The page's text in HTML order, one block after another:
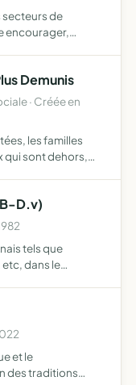
secteurs de
encourager,
Demunis
· Créée en
les familles
qui sont dehors,
D.v)
tels que
dans le
et le
des traditions